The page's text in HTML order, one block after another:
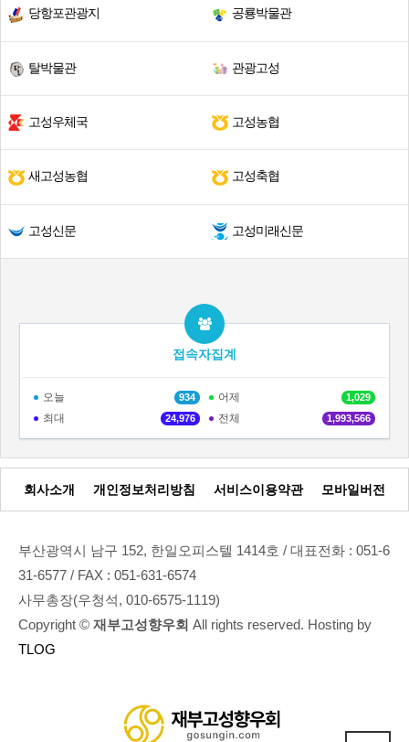
당항포관광지 공룡박물관
탈박물관 관광고성
고성우체국 고성농협
새고성농협 고성축협
고성신문 고성미래신문
접속자집계
오늘 934 어제 1,029
최대 24,976 전체 1,993,566
회사소개 개인정보처리방침 서비스이용약관 모바일버전
부산광역시 남구 152, 한일오피스텔 1414호 / 대표전화 : 051-6
31-6577 / FAX : 051-631-6574
사무총장(우청석, 010-6575-1119)
Copyright © 재부고성향우회 All rights reserved. Hosting by
TLOG